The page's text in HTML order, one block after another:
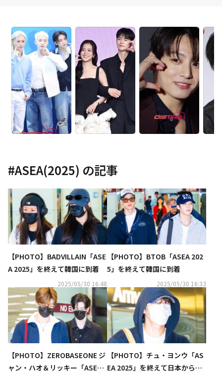
#ASEA(2025) の記事
【PHOTO】BADVILLAIN「ASE
A 2025」を終えて韓国に到着
2025/05/30 16:48
【PHOTO】BTOB「ASEA 202
5」を終えて韓国に到着
2025/05/30 16:33
【PHOTO】ZEROBASEONE ジ
ャン・ハオ＆リッキー「ASEA 2
【PHOTO】チュ・ヨンウ「AS
EA 2025」を終えて日本から帰